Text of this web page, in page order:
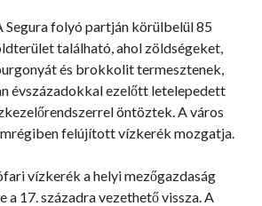
Segura folyó partján körülbelül 85
található, ahol zöldségeket,
és brokkolit termesztenek,
évszázadokkal ezelőtt letelepedett
öntöztek. A város
felújított vízkerék mozgatja.
vízkerék a helyi mezőgazdaság
a 17. századra vezethető vissza. A